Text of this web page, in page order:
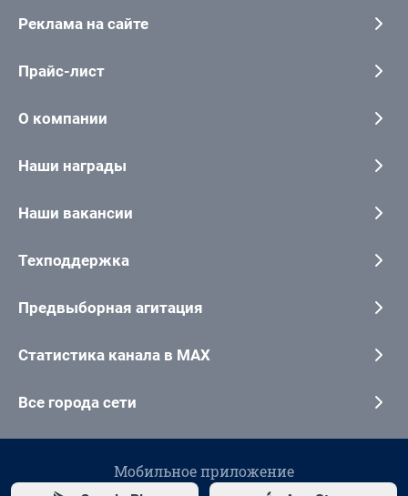
Реклама на сайте
Прайс-лист
О компании
Наши награды
Наши вакансии
Техподдержка
Предвыборная агитация
Статистика канала в MAX
Все города сети
Мобильное приложение